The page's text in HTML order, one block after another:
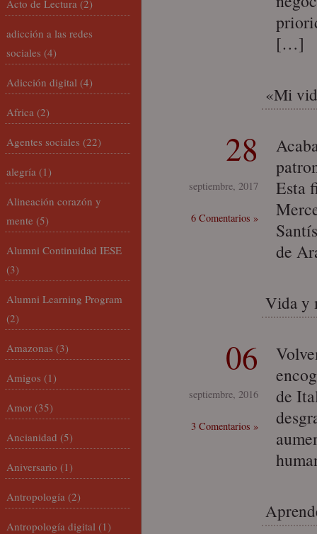
[…]
«Mi
28
septiembre, 2017
6 Comentarios »
Esta
de
Vida y
06
septiembre, 2016
3 Comentarios »
de
Acto de Lectura (2)
adicción a las redes
sociales (4)
Adicción digital (4)
Africa (2)
Agentes sociales (22)
alegría (1)
Alineación corazón y
mente (5)
Alumni Continuidad IESE
(3)
Alumni Learning Program
(2)
Amazonas (3)
Amigos (1)
Amor (35)
Ancianidad (5)
Aniversario (1)
Antropología (2)
Antropología digital (1)